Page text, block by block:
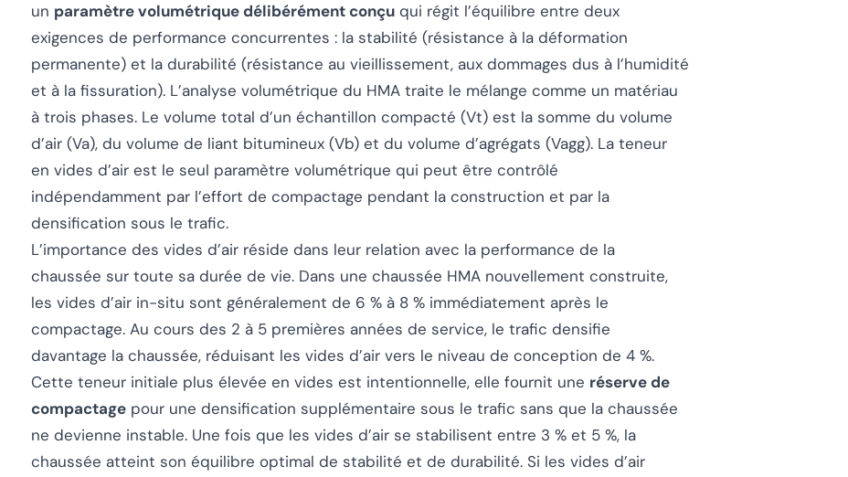
un paramètre volumétrique délibérément conçu qui régit l’équilibre entre deux
exigences de performance concurrentes : la stabilité (résistance à la déformation
permanente) et la durabilité (résistance au vieillissement, aux dommages dus à l’humidité
et à la fissuration). L’analyse volumétrique du HMA traite le mélange comme un matériau
à trois phases. Le volume total d’un échantillon compacté (Vt) est la somme du volume
d’air (Va), du volume de liant bitumineux (Vb) et du volume d’agrégats (Vagg). La teneur
en vides d’air est le seul paramètre volumétrique qui peut être contrôlé
indépendamment par l’effort de compactage pendant la construction et par la
densification sous le trafic.
L’importance des vides d’air réside dans leur relation avec la performance de la
chaussée sur toute sa durée de vie. Dans une chaussée HMA nouvellement construite,
les vides d’air in-situ sont généralement de 6 % à 8 % immédiatement après le
compactage. Au cours des 2 à 5 premières années de service, le trafic densifie
davantage la chaussée, réduisant les vides d’air vers le niveau de conception de 4 %.
Cette teneur initiale plus élevée en vides est intentionnelle, elle fournit une réserve de
compactage pour une densification supplémentaire sous le trafic sans que la chaussée
ne devienne instable. Une fois que les vides d’air se stabilisent entre 3 % et 5 %, la
chaussée atteint son équilibre optimal de stabilité et de durabilité. Si les vides d’air